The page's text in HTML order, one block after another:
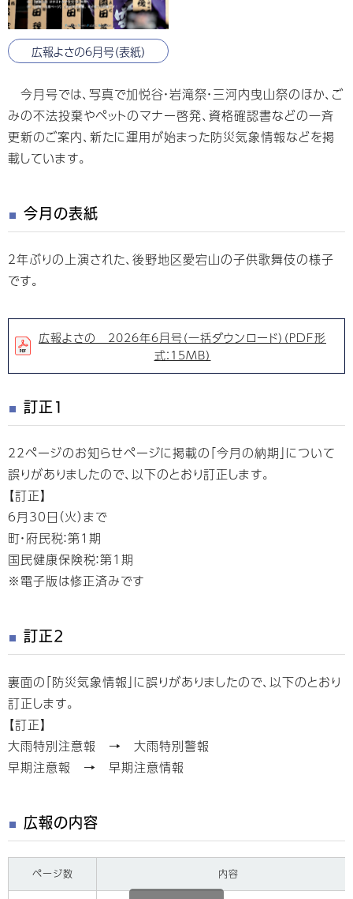
広報よさの6月号（表紙）
今月号では、写真で加悦谷・岩滝祭・三河内曳山祭のほか、ご
みの不法投棄やペットのマナー啓発、資格確認書などの一斉
更新のご案内、新たに運用が始まった防災気象情報などを掲
載しています。
今月の表紙
2年ぶりの上演された、後野地区愛宕山の子供歌舞伎の様子
です。
広報よさの 2026年6月号（一括ダウンロード）（PDF形
式：15MB）
訂正1
22ページのお知らせページに掲載の「今月の納期」について
誤りがありましたので、以下のとおり訂正します。
【訂正】
6月30日（火）まで
町・府民税：第1期
国民健康保険税：第1期
※電子版は修正済みです
訂正2
裏面の「防災気象情報」に誤りがありましたので、以下のとおり
訂正します。
【訂正】
大雨特別注意報 → 大雨特別警報
早期注意報 → 早期注意情報
広報の内容
ページ数 内容